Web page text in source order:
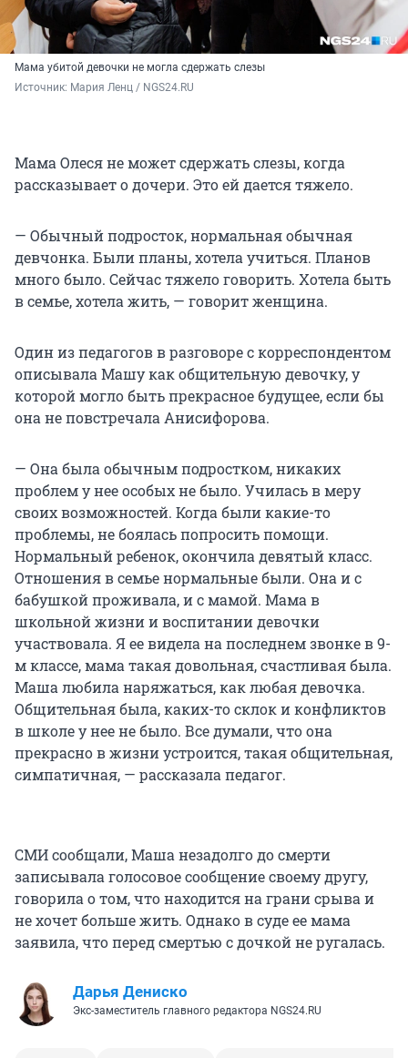
Мама убитой девочки не могла сдержать слезы
Источник: Мария Ленц / NGS24.RU
Мама Олеся не может сдержать слезы, когда
рассказывает о дочери. Это ей дается тяжело.
— Обычный подросток, нормальная обычная
девчонка. Были планы, хотела учиться. Планов
много было. Сейчас тяжело говорить. Хотела быть
в семье, хотела жить, — говорит женщина.
Один из педагогов в разговоре с корреспондентом
описывала Машу как общительную девочку, у
которой могло быть прекрасное будущее, если бы
она не повстречала Анисифорова.
— Она была обычным подростком, никаких
проблем у нее особых не было. Училась в меру
своих возможностей. Когда были какие-то
проблемы, не боялась попросить помощи.
Нормальный ребенок, окончила девятый класс.
Отношения в семье нормальные были. Она и с
бабушкой проживала, и с мамой. Мама в
школьной жизни и воспитании девочки
участвовала. Я ее видела на последнем звонке в 9-
м классе, мама такая довольная, счастливая была.
Маша любила наряжаться, как любая девочка.
Общительная была, каких-то склок и конфликтов
в школе у нее не было. Все думали, что она
прекрасно в жизни устроится, такая общительная,
симпатичная, — рассказала педагог.
СМИ сообщали, Маша незадолго до смерти
записывала голосовое сообщение своему другу,
говорила о том, что находится на грани срыва и
не хочет больше жить. Однако в суде ее мама
заявила, что перед смертью с дочкой не ругалась.
Дарья Дениско
Экс-заместитель главного редактора NGS24.RU